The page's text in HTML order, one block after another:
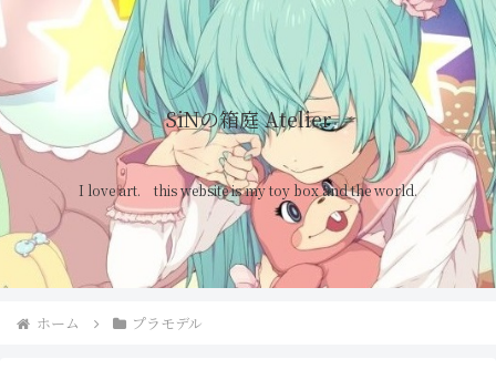
SiNの箱庭 Atelier
I love art. this website is my toy box and the world.
ホーム プラモデル